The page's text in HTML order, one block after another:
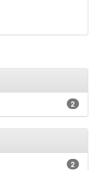
2
2